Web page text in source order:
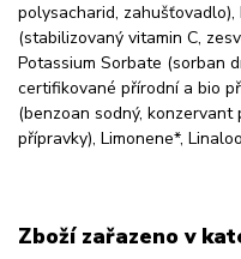
polysacharid,
(stabilizovaný vitamin C,
Potassium Sorbate (sorban
certifikované přírodní a bio
(benzoan sodný,
přípravky), Limonene*,
Zboží zařazeno v